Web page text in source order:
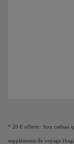
* 20 € offerts : bon cadeau
suppléments de voyage